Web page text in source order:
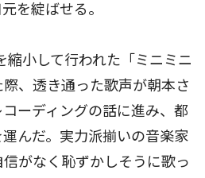
を綻ばせる。
小して行われた「ミニミニ
、透き通った歌声が朝本さ
ーディングの話に進み、都
んだ。実力派揃いの音楽家
がなく恥ずかしそうに歌っ